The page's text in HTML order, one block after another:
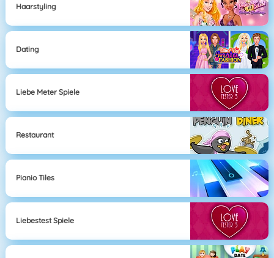
Haarstyling
Dating
Liebe Meter Spiele
Restaurant
Pianio Tiles
Liebestest Spiele